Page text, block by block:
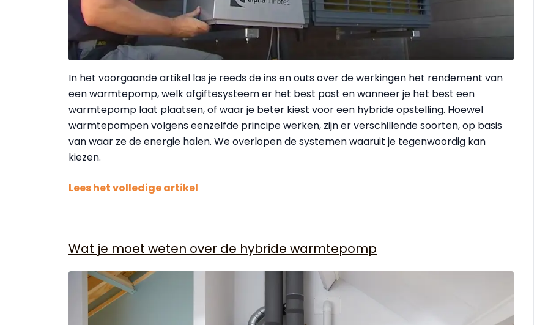
In het voorgaande artikel las je reeds de ins en outs over de werkingen het rendement van
een warmtepomp, welk afgiftesysteem er het best past en wanneer je het best een
warmtepomp laat plaatsen, of waar je beter kiest voor een hybride opstelling. Hoewel
warmtepompen volgens eenzelfde principe werken, zijn er verschillende soorten, op basis
van waar ze de energie halen. We overlopen de systemen waaruit je tegenwoordig kan
kiezen.
Lees het volledige artikel
Wat je moet weten over de hybride warmtepomp